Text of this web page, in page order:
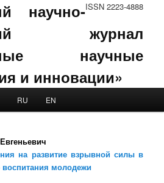
ISSN 2223-4888
научно-
журнал
научные
и инновации»
RU EN
на развитие взрывной силы в
воспитания молодежи